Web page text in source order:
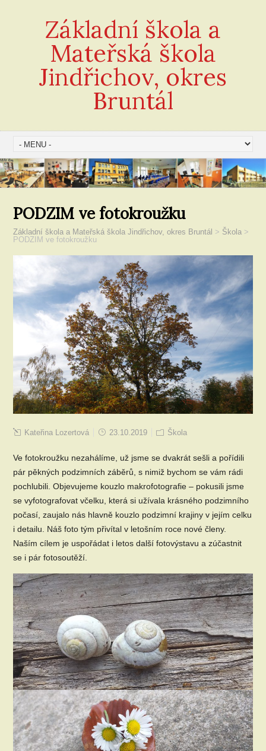
Základní škola a
Mateřská škola
Jindřichov, okres
Bruntál
PODZIM ve fotokroužku
Základní škola a Mateřská škola Jindřichov, okres Bruntál > Škola >
PODZIM ve fotokroužku
Kateřina Lozertová 23.10.2019 Škola
Ve fotokroužku nezahálíme, už jsme se dvakrát sešli a pořídili
pár pěkných podzimních záběrů, s nimiž bychom se vám rádi
pochlubili. Objevujeme kouzlo makrofotografie – pokusili jsme
se vyfotografovat včelku, která si užívala krásného podzimního
počasí, zaujalo nás hlavně kouzlo podzimní krajiny v jejím celku
i detailu. Náš foto tým přivítal v letošním roce nové členy.
Naším cílem je uspořádat i letos další fotovýstavu a zúčastnit
se i pár fotosoutěží.